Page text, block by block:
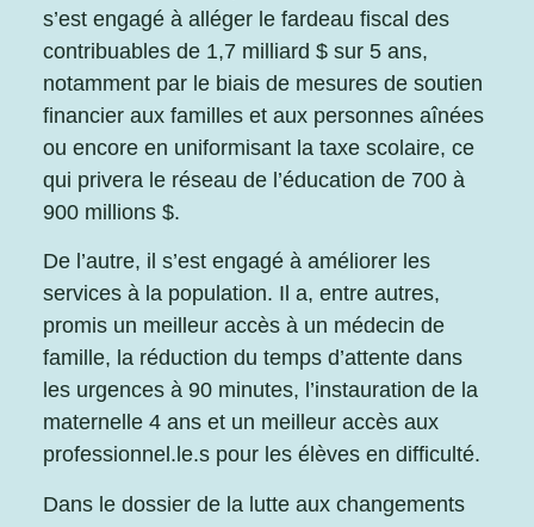
s’est engagé à alléger le fardeau fiscal des
contribuables de 1,7 milliard $ sur 5 ans,
notamment par le biais de mesures de soutien
financier aux familles et aux personnes aînées
ou encore en uniformisant la taxe scolaire, ce
qui privera le réseau de l’éducation de 700 à
900 millions $.
De l’autre, il s’est engagé à améliorer les
services à la population. Il a, entre autres,
promis un meilleur accès à un médecin de
famille, la réduction du temps d’attente dans
les urgences à 90 minutes, l’instauration de la
maternelle 4 ans et un meilleur accès aux
professionnel.le.s pour les élèves en difficulté.
Dans le dossier de la lutte aux changements